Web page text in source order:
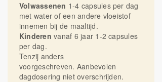
Volwassenen 1-4 capsules per dag
met water of een andere vloeistof
innemen bij de maaltijd.
Kinderenvanaf 6 jaar 1-2 capsules
per dag.
Tenzij anders
voorgeschreven. Aanbevolen
dagdosering niet overschrijden.